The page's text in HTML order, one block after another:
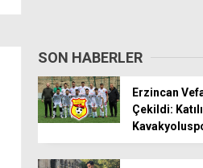
SON HABERLER
Erzincan
Çekildi: